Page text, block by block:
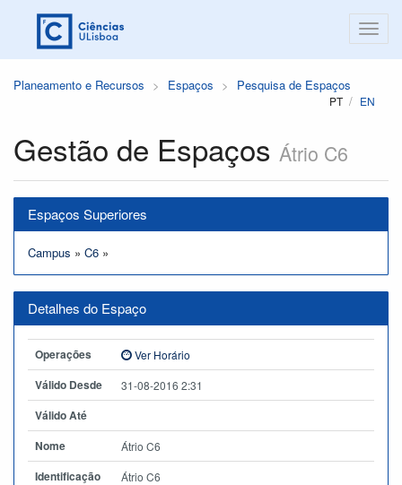
Planeamento e Recursos Espaços Pesquisa de Espaços
PT EN
Gestão de Espaços Átrio C6
Espaços Superiores
Campus » C6 »
Detalhes do Espaço
Operações Ver Horário
Válido Desde 31-08-2016 2:31
Válido Até
Nome
Átrio C6
Identificação Átrio C6